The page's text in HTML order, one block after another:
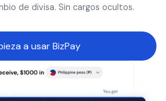
de divisa. Sin cargos ocultos.
a usar BizPay